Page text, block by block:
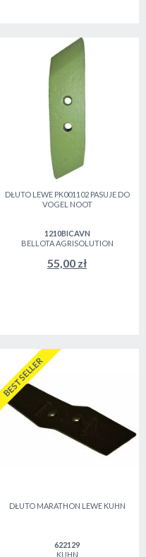
DŁUTO LEWE PK001102 PASUJE DO
VOGEL NOOT
1210BICAVN
BELLOTA AGRISOLUTION
55,00 zł
BESTSELLER
DŁUTO MARATHON LEWE KUHN
622129
KUHN